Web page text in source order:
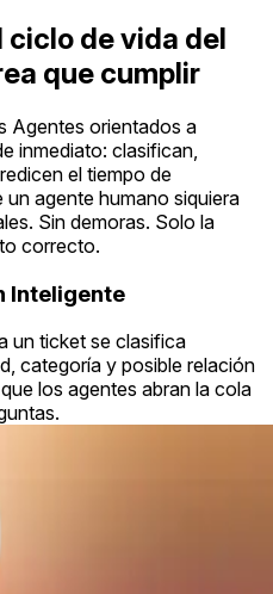
ciclo de vida del
que cumplir
Agentes orientados a
inmediato: clasifican,
el tiempo de
agente humano siquiera
Sin demoras. Solo la
correcto.
Inteligente
un ticket se clasifica
categoría y posible relación
los agentes abran la cola